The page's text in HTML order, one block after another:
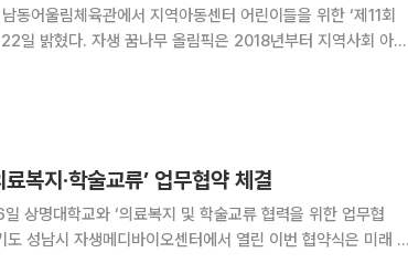
동어울림체육관에서 지역아동센터 어린이들을 위한 ‘제11회
년부터 지역사회 아동
금까지 약 4500명의 어
복지·학술교류’ 업무협약 체결
상명대학교와 ‘의료복지 및 학술교류 협력을 위한 업무협